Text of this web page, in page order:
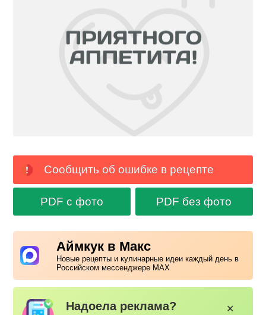
Сообщить об ошибке в рецепте
PDF с фото PDF без фото
Аймкук в Макс
Новые рецепты и кулинарные идеи каждый день в
Российском мессенджере MAX
Надоела реклама? ✕